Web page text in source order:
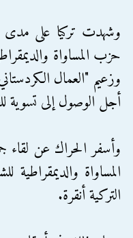
وشهدت تركيا على مدى
حزب المساواة
وزعيم "العمال
أجل الوصول إلى تسوية
وأسفر الحراك عن لقاء
المساواة والديمقراطية
التركية أنقرة.